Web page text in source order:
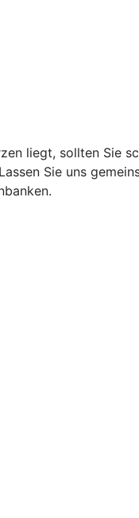
liegt, sollten Sie
Sie uns